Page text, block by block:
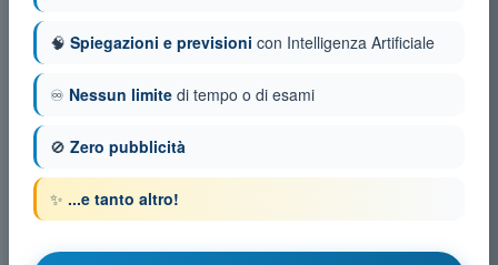
🧠 Spiegazioni e previsioni con Intelligenza Artificiale
♾️ Nessun limite di tempo o di esami
🚫 Zero pubblicità
✨ ...e tanto altro!